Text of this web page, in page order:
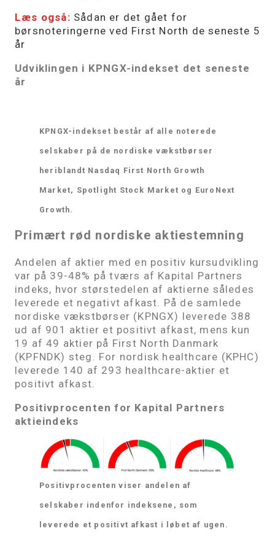
Læs også: Sådan er det gået for
børsnoteringerne ved First North de seneste 5
år
Udviklingen i KPNGX-indekset det seneste
år
KPNGX-indekset består af alle noterede
selskaber på de nordiske vækstbørser
heriblandt Nasdaq First North Growth
Market, Spotlight Stock Market og EuroNext
Growth.
Primært rød nordiske aktiestemning
Andelen af aktier med en positiv kursudvikling
var på 39-48% på tværs af Kapital Partners
indeks, hvor størstedelen af aktierne således
leverede et negativt afkast. På de samlede
nordiske vækstbørser (KPNGX) leverede 388
ud af 901 aktier et positivt afkast, mens kun
19 af 49 aktier på First North Danmark
(KPFNDK) steg. For nordisk healthcare (KPHC)
leverede 140 af 293 healthcare-aktier et
positivt afkast.
Positivprocenten for Kapital Partners
aktieindeks
Positivprocenten viser andelen af
selskaber indenfor indeksene, som
leverede et positivt afkast i løbet af ugen.